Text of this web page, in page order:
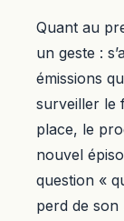
Quant au
un geste :
émissions
surveiller le
place, le
nouvel
question «
perd de son